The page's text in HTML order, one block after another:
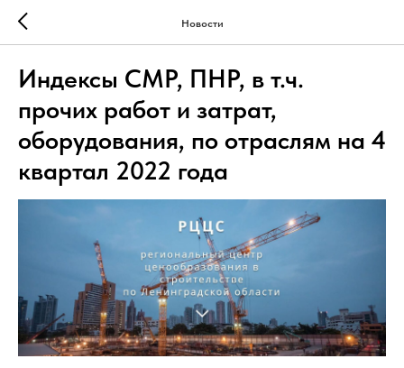
Новости
Индексы СМР, ПНР, в т.ч.
прочих работ и затрат,
оборудования, по отраслям на 4
квартал 2022 года